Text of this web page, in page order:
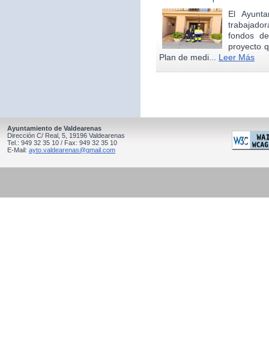
El
fondos
proyecto
Plan de medi... Leer Más
Ayuntamiento de Valdearenas
Dirección C/ Real, 5, 19196 Valdearenas
Tel.: 949 32 35 10 / Fax: 949 32 35 10
E-Mail: ayto.valdearenas@gmail.com